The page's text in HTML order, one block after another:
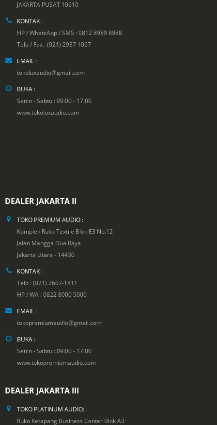
JAKARTA PUSAT 10610
KONTAK :
HP / WhatsApp / SMS : 0812 8989 8988
Telp / Fax : (021) 2937 1067
EMAIL :
tokoluxaudio@gmail.com
BUKA :
Senin - Sabtu : 09:00 - 17:00
www.tokoluxaudio.com
DEALER JAKARTA II
TOKO PREMIUM AUDIO :
Komplek Ruko Textile Blok E3 No.12
Jalan Mangga Dua Raya
Jakarta Utara - 14430
KONTAK :
Telp : (021) 2607-1811
HP / WA : 0822 8000 5000
EMAIL :
tokopremiumaudio@gmail.com
BUKA :
Senin - Sabtu : 09:00 - 17:00
www.tokopremiumaudio.com
DEALER JAKARTA III
TOKO PLATINUM AUDIO:
Ruko Ketapang Business Center Blok A3